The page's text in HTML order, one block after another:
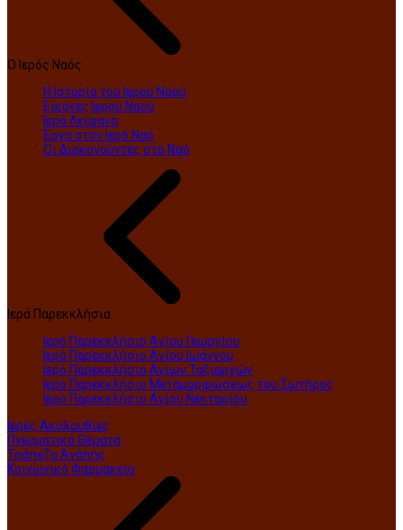
Ο Ιερός Ναός
Η Ιστορία του Ιερού Ναού
Εικόνες Ιερού Ναού
Ιερά Λείψανα
Έργα στον Ιερό Ναό
Οι Διακονούντες στο Ναό
Ιερά Παρεκκλήσια
Ιερό Παρεκκλήσιο Αγίου Γεωργίου
Ιερό Παρεκκλήσιο Αγίου Ιωάννου
Ιερό Παρεκκλήσιο Αγίων Ταξιαρχών
Ιερό Παρεκκλήσιο Μεταμορφώσεως του Σωτήρος
Ιερό Παρεκκλήσιο Αγίου Νεκταρίου
Ιερές Ακολουθίες
Πνευματικά Θέματα
Τράπεζα Αγάπης
Κοινωνικό Φαρμακείο